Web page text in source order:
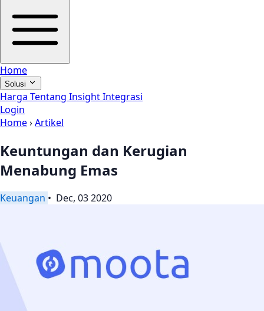
Home
Solusi
Harga Tentang InsightIntegrasi
Login
Home›Artikel
Keuntungan dan Kerugian
Menabung Emas
Keuangan • Dec, 03 2020